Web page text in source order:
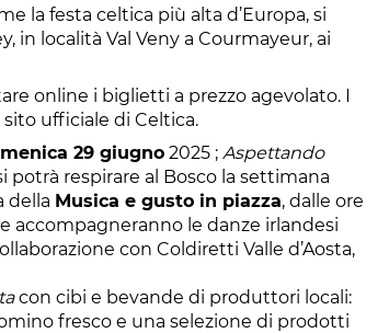
la festa celtica più alta d’Europa, si
in località Val Veny a Courmayeur, ai
online i biglietti a prezzo agevolato. I
ufficiale di Celtica.
29 giugno 2025 ; Aspettando
potrà respirare al Bosco la settimana
della Musica e gusto in piazza, dalle ore
accompagneranno le danze irlandesi
con Coldiretti Valle d’Aosta,
con cibi e bevande di produttori locali:
fresco e una selezione di prodotti